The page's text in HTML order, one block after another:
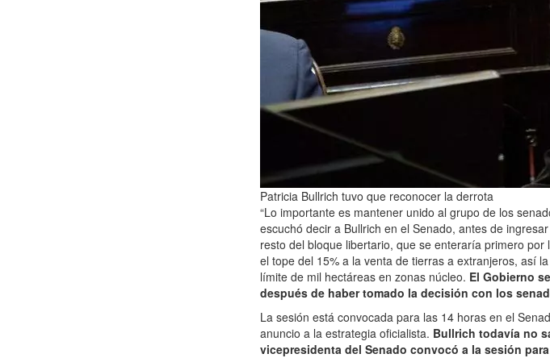
Patricia Bullrich tuvo que reconocer la derrota
“Lo importante es mantener unido al grupo de los
escuchó decir a Bullrich en el Senado, antes de
resto del bloque libertario, que se enteraría primero
el tope del 15% a la venta de tierras a extranjeros, así
límite de mil hectáreas en zonas núcleo. El Gobierno
después de haber tomado la decisión con los
La sesión está convocada para las 14 horas en el
anuncio a la estrategia oficialista. Bullrich todavía no
vicepresidenta del Senado convocó a la sesión